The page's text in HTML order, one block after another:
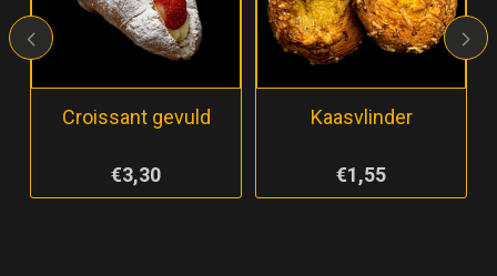
Croissant gevuld
€3,30
Kaasvlinder
€1,55